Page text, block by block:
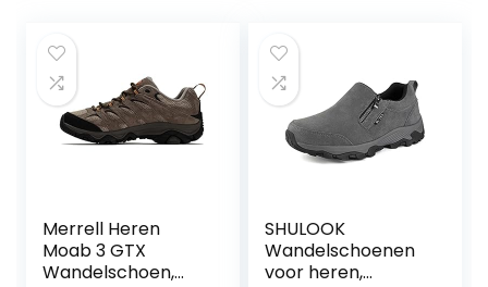
Merrell Heren
Moab 3 GTX
Wandelschoen,
SHULOOK
Wandelschoenen
voor heren,